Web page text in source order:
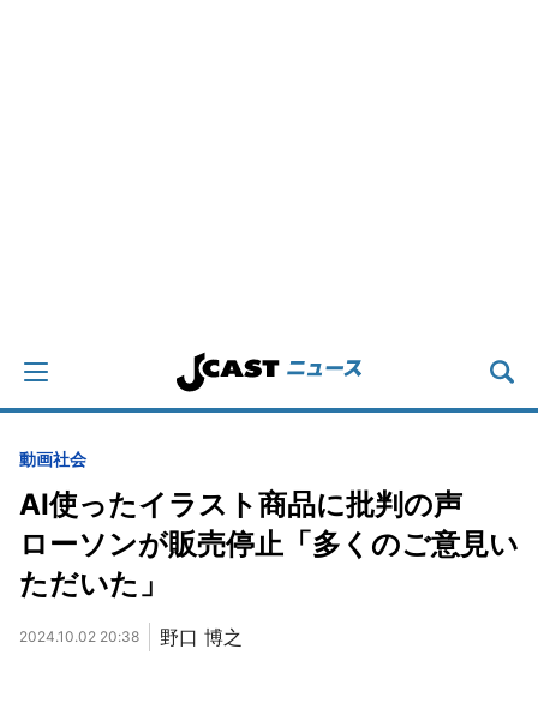
動画社会
AI使ったイラスト商品に批判の声
ローソンが販売停止「多くのご意見い
ただいた」
2024.10.02 20:38 野口 博之